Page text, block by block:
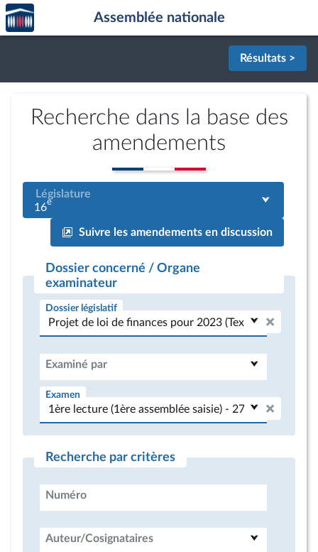
Aller au contenu
Aller en bas de la page
Accèder
à la
page
Assemblée nationale
Résultats >
Recherche dans la base des
amendements
Législature
16e
Suivre les amendements en discussion
Dossier concerné / Organe
examinateur
Dossier législatif
Examiné par
Examen
Recherche par critères
Numéro
Auteur/Cosignataires